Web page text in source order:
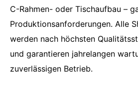
C-Rahmen- oder Tischaufbau –
Produktionsanforderungen. Alle
werden nach höchsten
und garantieren jahrelangen
zuverlässigen Betrieb.